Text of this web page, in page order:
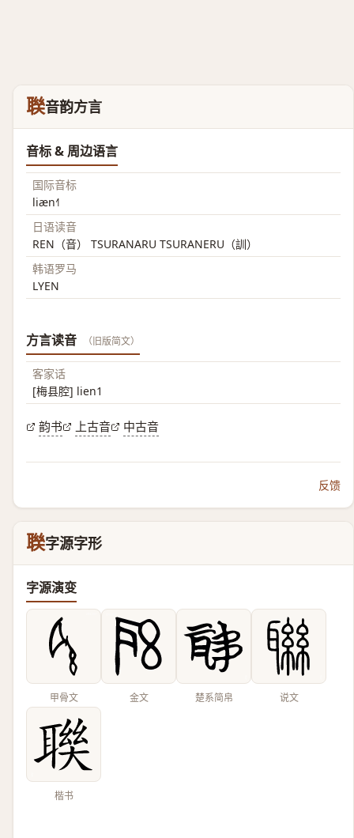
聫音韵方言
音标 & 周边语言
国际音标
liæn˧˥
日语读音
REN（音） TSURANARU TSURANERU（訓）
韩语罗马
LYEN
方言读音 （旧版简文）
客家话
[梅县腔] lien1
韵书 上古音 中古音
反馈
聫字源字形
字源演变
甲骨文 金文 楚系简帛 说文
楷书